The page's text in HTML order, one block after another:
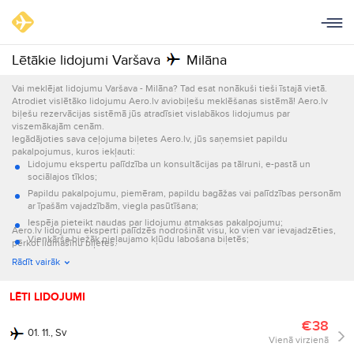
Lētākie lidojumi Varšava Milāna
Vai meklējat lidojumu Varšava - Milāna? Tad esat nonākuši tieši īstajā vietā.
Atrodiet vislētāko lidojumu Aero.lv aviobiļešu meklēšanas sistēmā! Aero.lv
biļešu rezervācijas sistēmā jūs atradīsiet vislabākos lidojumus par
viszemākajām cenām.
Iegādājoties sava ceļojuma biļetes Aero.lv, jūs saņemsiet papildu
pakalpojumus, kuros iekļauti:
Lidojumu ekspertu palīdzība un konsultācijas pa tālruni, e-pastā un
sociālajos tīklos;
Papildu pakalpojumu, piemēram, papildu bagāžas vai palīdzības personām
ar īpašām vajadzībām, viegla pasūtīšana;
Iespēja pieteikt naudas par lidojumu atmaksas pakalpojumu;
Vienkārša biežāk pieļaujamo kļūdu labošana biļetēs;
Informācijas par lidojumu nosūtīšana e-pastā un ar īsziņām.
Aero.lv lidojumu eksperti palīdzēs nodrošināt visu, ko vien var ievajadzēties,
pērkot lidmašīnu biļetes.
Rādīt vairāk
LĒTI LIDOJUMI
01. 11., Sv €38
Vienā virzienā